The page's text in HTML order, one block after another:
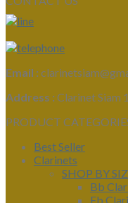
Email :
Address : Clarinet Siam
PRODUCT
Best Seller
Clarinets
SHOP BY
Bb
Eb